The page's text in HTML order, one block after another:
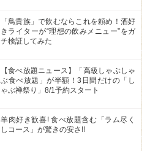
「鳥貴族」で飲むならこれを頼め！酒好
きライターが“理想の飲みメニュー”をガ
チ検証してみた
【食べ放題ニュース】「高級しゃぶしゃ
ぶ食べ放題」が半額！3日間だけの「し
ゃぶ禅祭り」8/1予約スタート
羊肉好き歓喜! 食べ放題含む「ラム尽く
しコース」が驚きの安さ!!